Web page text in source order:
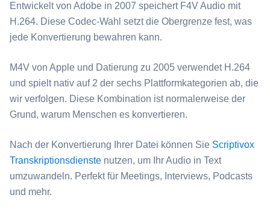
Entwickelt von Adobe in 2007 speichert ⁦F4V⁩ Audio mit
H.264. Diese Codec-Wahl setzt die Obergrenze fest, was
jede Konvertierung bewahren kann.
⁦M4V⁩ von Apple und Datierung zu 2005 verwendet H.264
und spielt nativ auf 2 der sechs Plattformkategorien ab, die
wir verfolgen. Diese Kombination ist normalerweise der
Grund, warum Menschen es konvertieren.
Nach der Konvertierung Ihrer Datei können Sie Scriptivox
Transkriptionsdienste nutzen, um Ihr Audio in Text
umzuwandeln. Perfekt für Meetings, Interviews, Podcasts
und mehr.